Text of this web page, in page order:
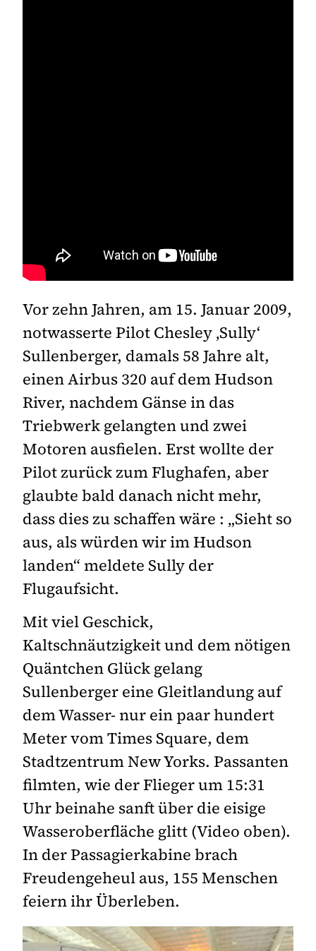
Vor zehn Jahren, am 15. Januar 2009,
notwasserte Pilot Chesley ‚Sully‘
Sullenberger, damals 58 Jahre alt,
einen Airbus 320 auf dem Hudson
River, nachdem Gänse in das
Triebwerk gelangten und zwei
Motoren ausfielen. Erst wollte der
Pilot zurück zum Flughafen, aber
glaubte bald danach nicht mehr,
dass dies zu schaffen wäre : „Sieht so
aus, als würden wir im Hudson
landen“ meldete Sully der
Flugaufsicht.
Mit viel Geschick,
Kaltschnäutzigkeit und dem nötigen
Quäntchen Glück gelang
Sullenberger eine Gleitlandung auf
dem Wasser- nur ein paar hundert
Meter vom Times Square, dem
Stadtzentrum New Yorks. Passanten
filmten, wie der Flieger um 15:31
Uhr beinahe sanft über die eisige
Wasseroberfläche glitt (Video oben).
In der Passagierkabine brach
Freudengeheul aus, 155 Menschen
feiern ihr Überleben.